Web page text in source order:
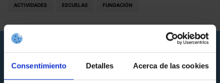
Consentimiento Detalles Acerca de las cookies
ACTIVIDADES ESCUELAS FUNDACIÓN
Noticias que pueden interesarte